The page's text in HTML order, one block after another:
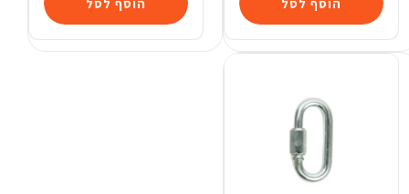
הוסף לסל הוסף לסל